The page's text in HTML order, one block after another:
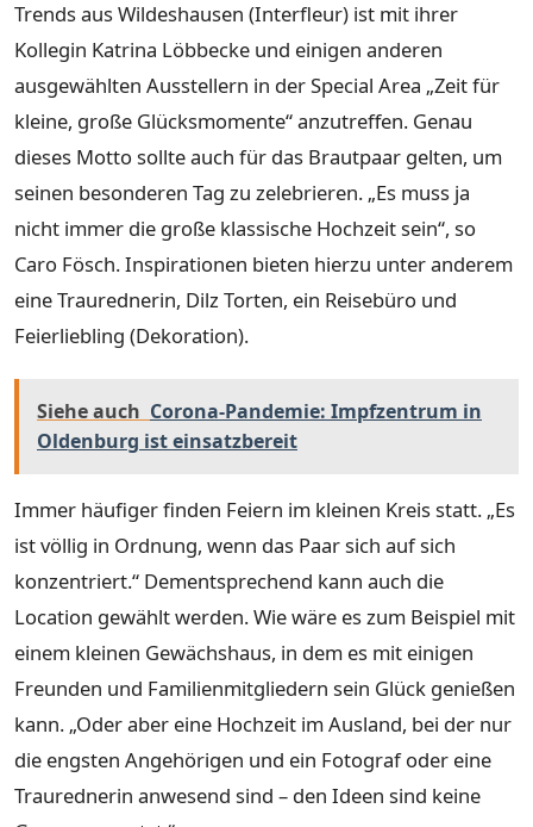
Trends aus Wildeshausen (Interfleur) ist mit ihrer
Kollegin Katrina Löbbecke und einigen anderen
ausgewählten Ausstellern in der Special Area „Zeit für
kleine, große Glücksmomente“ anzutreffen. Genau
dieses Motto sollte auch für das Brautpaar gelten, um
seinen besonderen Tag zu zelebrieren. „Es muss ja
nicht immer die große klassische Hochzeit sein“, so
Caro Fösch. Inspirationen bieten hierzu unter anderem
eine Traurednerin, Dilz Torten, ein Reisebüro und
Feierliebling (Dekoration).
Siehe auch Corona-Pandemie: Impfzentrum in
Oldenburg ist einsatzbereit
Immer häufiger finden Feiern im kleinen Kreis statt. „Es
ist völlig in Ordnung, wenn das Paar sich auf sich
konzentriert.“ Dementsprechend kann auch die
Location gewählt werden. Wie wäre es zum Beispiel mit
einem kleinen Gewächshaus, in dem es mit einigen
Freunden und Familienmitgliedern sein Glück genießen
kann. „Oder aber eine Hochzeit im Ausland, bei der nur
die engsten Angehörigen und ein Fotograf oder eine
Traurednerin anwesend sind – den Ideen sind keine